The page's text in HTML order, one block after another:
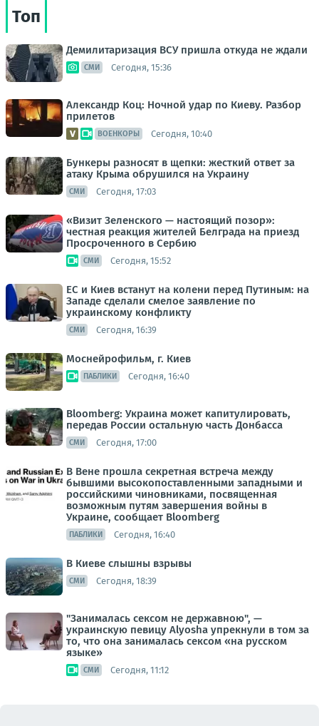
Топ
Демилитаризация ВСУ пришла откуда не ждали
СМИ Сегодня, 15:36
Александр Коц: Ночной удар по Киеву. Разбор
прилетов
ВОЕНКОРЫ Сегодня, 10:40
Бункеры разносят в щепки: жесткий ответ за
атаку Крыма обрушился на Украину
СМИ Сегодня, 17:03
«Визит Зеленского — настоящий позор»:
честная реакция жителей Белграда на приезд
Просроченного в Сербию
СМИ Сегодня, 15:52
ЕС и Киев встанут на колени перед Путиным: на
Западе сделали смелое заявление по
украинскому конфликту
СМИ Сегодня, 16:39
Моснейрофильм, г. Киев
ПАБЛИКИ Сегодня, 16:40
Bloomberg: Украина может капитулировать,
передав России остальную часть Донбасса
СМИ Сегодня, 17:00
В Вене прошла секретная встреча между
бывшими высокопоставленными западными и
российскими чиновниками, посвященная
возможным путям завершения войны в
Украине, сообщает Bloomberg
ПАБЛИКИ Сегодня, 16:40
В Киеве слышны взрывы
СМИ Сегодня, 18:39
"Занималась сексом не державною", —
украинскую певицу Alyosha упрекнули в том за
то, что она занималась сексом «на русском
языке»
СМИ Сегодня, 11:12